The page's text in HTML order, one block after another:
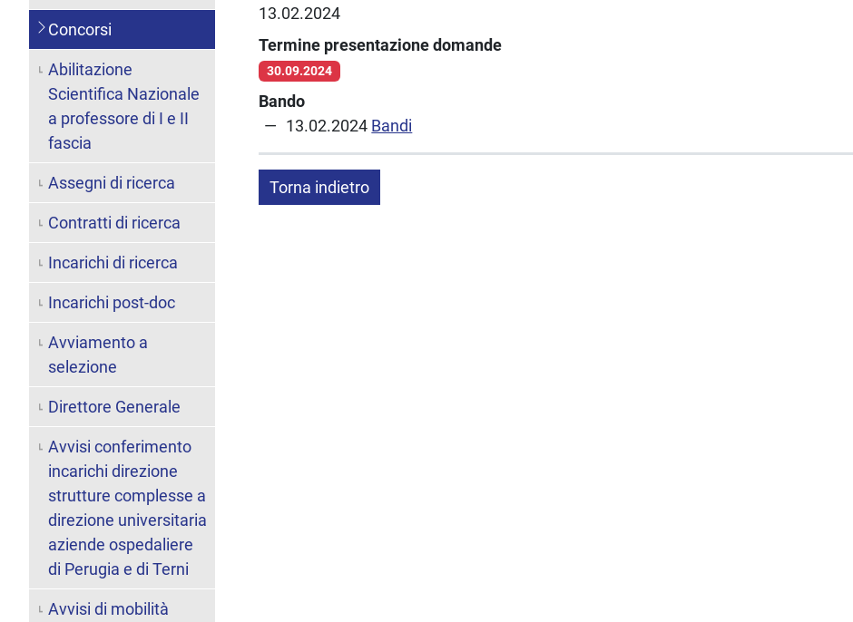
13.02.2024
Termine presentazione domande
30.09.2024
Bando
13.02.2024 Bandi
Torna indietro
Concorsi
Abilitazione
Scientifica Nazionale
a professore di I e II
fascia
Assegni di ricerca
Contratti di ricerca
Incarichi di ricerca
Incarichi post-doc
Avviamento a
selezione
Direttore Generale
Avvisi conferimento
incarichi direzione
strutture complesse a
direzione universitaria
aziende ospedaliere
di Perugia e di Terni
Avvisi di mobilità